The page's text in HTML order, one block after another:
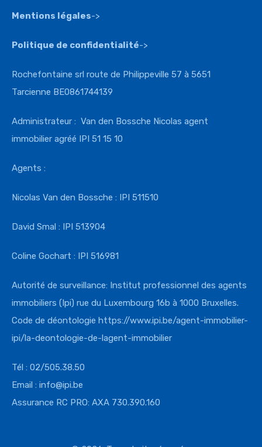
Mentions légales->
Politique de confidentialité->
Rochefontaine srl route de Philippeville 57 à 5651
Tarcienne BE0861744139
Administrateur : Van den Bossche Nicolas agent
immobilier agréé IPI 51 15 10
Agents :
Nicolas Van den Bossche : IPI 511510
David Smal : IPI 513904
Coline Gochart : IPI 516981
Autorité de surveillance: Institut professionnel des agents
immobiliers (Ipi) rue du Luxembourg 16b à 1000 Bruxelles.
Code de déontologie https://www.ipi.be/agent-immobilier-
ipi/la-deontologie-de-lagent-immobilier
Tél : 02/505.38.50
Email : info@ipi.be
Assurance RC PRO: AXA 730.390.160